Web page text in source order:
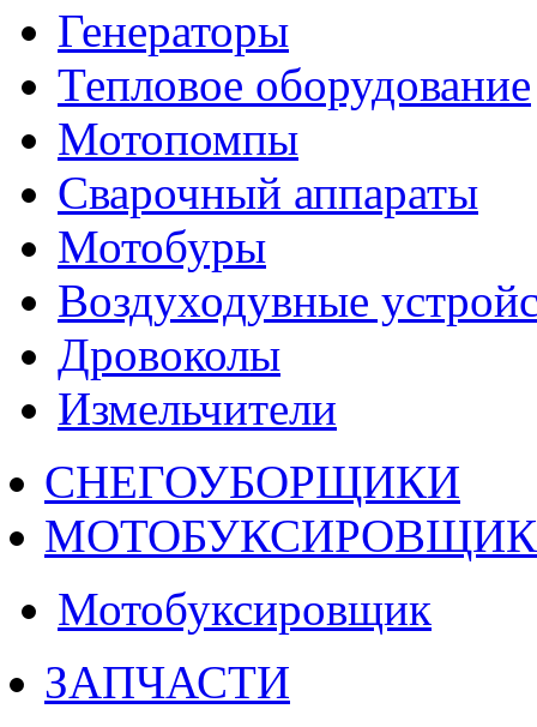
Генераторы
Тепловое оборудование
Мотопомпы
Сварочный аппараты
Мотобуры
Воздуходувные
Дровоколы
Измельчители
СНЕГОУБОРЩИКИ
Мотобуксировщик
ЗАПЧАСТИ